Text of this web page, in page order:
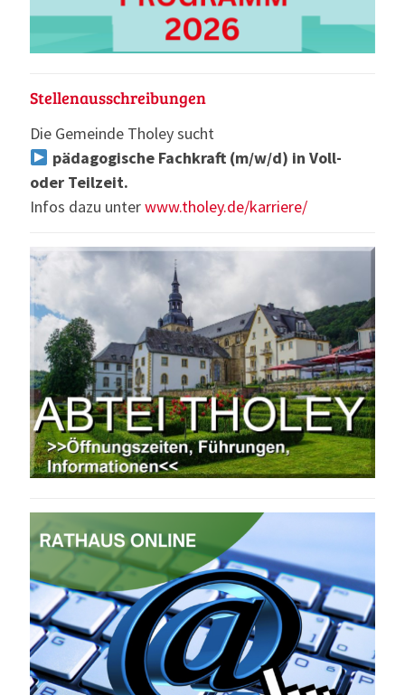
Stellenausschreibungen
Die Gemeinde Tholey sucht
pädagogische Fachkraft (m/w/d) in Voll-
oder Teilzeit.
Infos dazu unterwww.tholey.de/karriere/